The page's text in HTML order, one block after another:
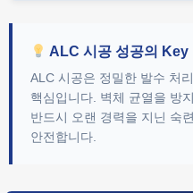
ALC 시공 성공의 Key
ALC 시공은 정밀한 발수 처
핵심입니다. 벽체 균열을 방
반드시 오랜 경력을 지닌 숙
안전합니다.